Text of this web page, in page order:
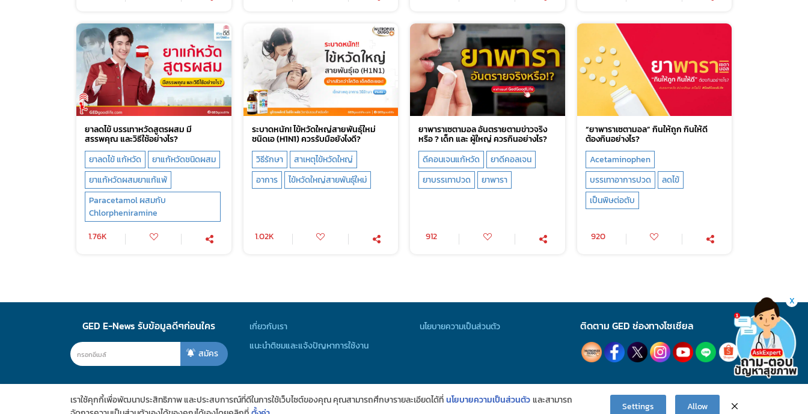
ยาลดไข้ บรรเทาหวัดสูตรผสม มี
สรรพคุณ และวิธีใช้อย่างไร?
ยาลดไข้ แก้หวัด
ยาแก้หวัดชนิดผสม
ยาแก้หวัดผสมยาแก้แพ้
Paracetamol ผสมกับ
Chlorpheniramine
1.76K
ระบาดหนัก! ไข้หวัดใหญ่สายพันธุ์ใหม่
ชนิดเอ (H1N1) ควรรับมือยังไงดี?
วิธีรักษา
สาเหตุไข้หวัดใหญ่
อาการ
ไข้หวัดใหญ่สายพันธุ์ใหม่
1.02K
ยาพาราเซตามอล อันตรายตามข่าวจริง
หรือ ? เด็ก และ ผู้ใหญ่ ควรกินอย่างไร?
ดีคอนเจนแก้หวัด
ยาดีคอลเจน
ยาบรรเทาปวด
ยาพารา
912
“ยาพาราเซตามอล” กินให้ถูก กินให้ดี
ต้องกินอย่างไร?
Acetaminophen
บรรเทาอาการปวด
ลดไข้
เป็นพิษต่อตับ
920
GED E-News รับข้อมูลดีๆก่อนใคร
สมัคร
เกี่ยวกับเรา
แนะนำติชมและแจ้งปัญหาการใช้งาน
นโยบายความเป็นส่วนตัว ติดตาม GED ช่องทางโซเชียล
X
เราใช้คุกกี้เพื่อพัฒนาประสิทธิภาพ และประสบการณ์ที่ดีในการใช้เว็บไซต์ของคุณ คุณสามารถศึกษารายละเอียดได้ที่ นโยบายความเป็นส่วนตัว และสามารถ
Settings Allow